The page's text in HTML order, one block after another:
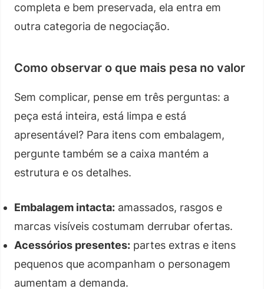
completa e bem preservada, ela entra em
outra categoria de negociação.
Como observar o que mais pesa no valor
Sem complicar, pense em três perguntas: a
peça está inteira, está limpa e está
apresentável? Para itens com embalagem,
pergunte também se a caixa mantém a
estrutura e os detalhes.
Embalagem intacta: amassados, rasgos e
marcas visíveis costumam derrubar ofertas.
Acessórios presentes: partes extras e itens
pequenos que acompanham o personagem
aumentam a demanda.